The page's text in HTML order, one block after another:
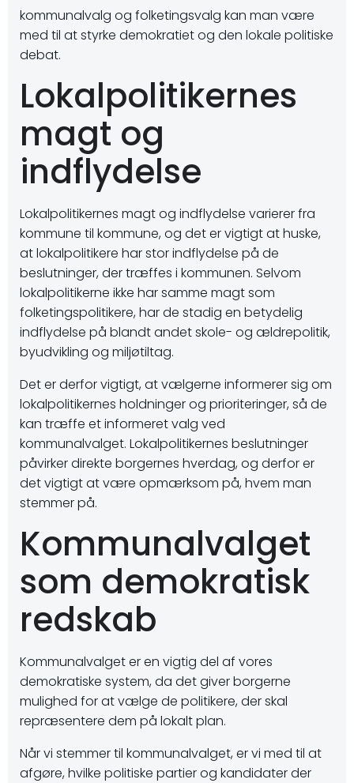
kommunalvalg og folketingsvalg kan man være
med til at styrke demokratiet og den lokale politiske
debat.
Lokalpolitikernes
magt og
indflydelse
Lokalpolitikernes magt og indflydelse varierer fra
kommune til kommune, og det er vigtigt at huske,
at lokalpolitikere har stor indflydelse på de
beslutninger, der træffes i kommunen. Selvom
lokalpolitikerne ikke har samme magt som
folketingspolitikere, har de stadig en betydelig
indflydelse på blandt andet skole- og ældrepolitik,
byudvikling og miljøtiltag.
Det er derfor vigtigt, at vælgerne informerer sig om
lokalpolitikernes holdninger og prioriteringer, så de
kan træffe et informeret valg ved
kommunalvalget. Lokalpolitikernes beslutninger
påvirker direkte borgernes hverdag, og derfor er
det vigtigt at være opmærksom på, hvem man
stemmer på.
Kommunalvalget
som demokratisk
redskab
Kommunalvalget er en vigtig del af vores
demokratiske system, da det giver borgerne
mulighed for at vælge de politikere, der skal
repræsentere dem på lokalt plan.
Når vi stemmer til kommunalvalget, er vi med til at
afgøre, hvilke politiske partier og kandidater der